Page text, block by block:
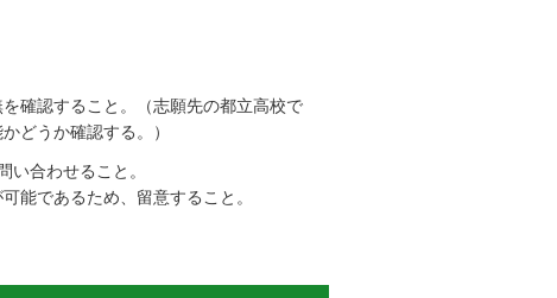
確認すること。（志願先の都立高校で
どうか確認する。）
合わせること。
能であるため、留意すること。